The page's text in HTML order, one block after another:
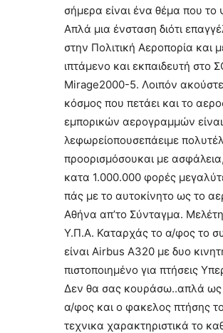
σήμερα είναι ένα θέμα που
Απλά μια ένσταση διότι
στην Πολιτική Αεροπορία και
ιπτάμενο και εκπαιδευτή στο
Mirage2000-5. Λοιπόν ακούστε
κόσμος που πετάει και το
εμπορικών αερογραμμών
λεφωρείοπουσεπάειμε
προορισμόσουκαι με
κατα 1.000.000 φορές
πάς με το αυτοκίνητο ως το
Αθήνα απ’το Σύνταγμα.
Υ.Π.Α. Καταρχάς το α/φος το
είναι Airbus A320 με δυο
πιστοποιημένο για πτήσεις
Δεν θα σας κουράσω..απλά ως
α/φος και ο φακελος πτήσης
τεχνικα χαρακτηριστικά το